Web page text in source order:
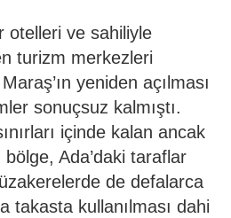
otelleri ve sahiliyle
turizm merkezleri
yeniden açılması
sonuçsuz kalmıştı.
içinde kalan ancak
Ada’daki taraflar
de defalarca
takasta kullanılması dahi